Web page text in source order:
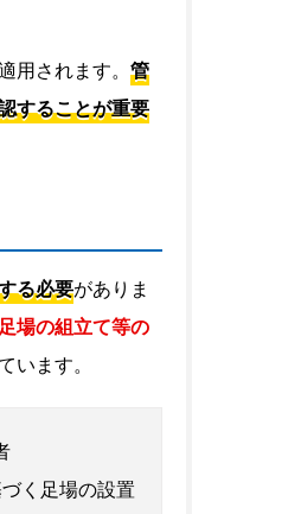
されます。 管
することが重要
る必要がありま
場の組立て等の
います。
く足場の設置